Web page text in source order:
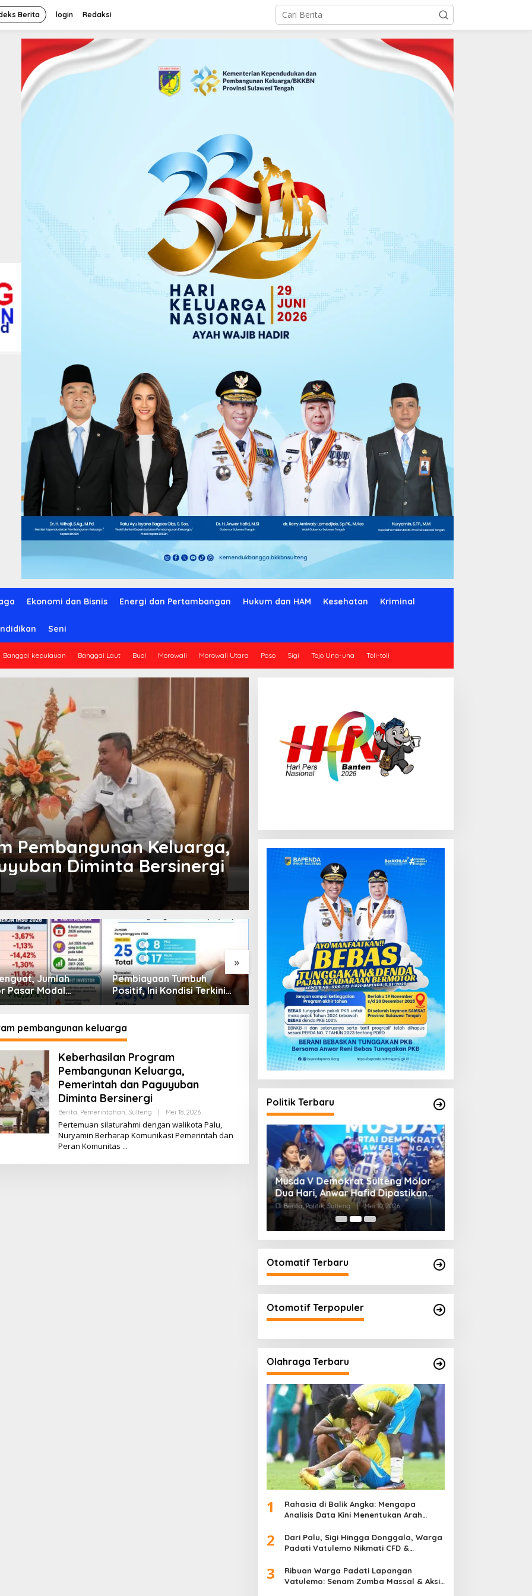
Berita login Redaksi
Ekonomi dan Bisnis Energi dan Pertambangan Hukum dan HAM Kesehatan Kriminal
Seni
Banggai kepulauan Banggai Laut Buol Morowali Morowali Utara Poso Sigi Tojo Una-una Toli-toli
Pembangunan Keluarga,
Diminta Bersinergi
»
Jumlah
Pasar Modal
30 Juta per Juli
Pembiayaan Tumbuh
Positif, Ini Kondisi Terkini
Sektor PVML hingga Juni
Kondisi Perkembangan
Sektor Asuransi,
Penjaminan dan Dana
Pensiun Juni 2026
Kredit Perbankan Tumbuh
12,67 Persen, Kualitas Aset
dan Ketahanan Modal
Tetap Kokoh Juni 2026
pembangunan keluarga
Keberhasilan Program
Pembangunan Keluarga,
Pemerintah dan Paguyuban
Diminta Bersinergi
Berita, Pemerintahan, Sulteng Mei 18, 2026O
E
H
K
Pertemuan silaturahmi dengan walikota Palu,
Nuryamin Berharap Komunikasi Pemerintah dan
Peran Komunitas
Politik Terbaru
Musda V Demokrat Sulteng Molor
Dua Hari, Anwar Hafid Dipastikan
Terpilih Secara Aklamasi
Di Berita, Politik, Sulteng | Mei 10, 2026
Otomatif Terbaru
Otomotif Terpopuler
Olahraga Terbaru
1
Rahasia di Balik Angka: Mengapa
Analisis Data Kini Menentukan Arah
2
Dari Palu, Sigi Hingga Donggala, Warga
Padati Vatulemo Nikmati CFD &
3
Ribuan Warga Padati Lapangan
Vatulemo: Senam Zumba Massal & Aksi